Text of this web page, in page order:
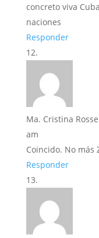
concreto viva
naciones
Responder
Ma. Cristina
am
Coincido. No más
Responder